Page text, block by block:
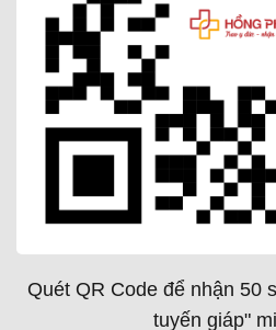
Quét QR Code để nhận 50
tuyến giáp"